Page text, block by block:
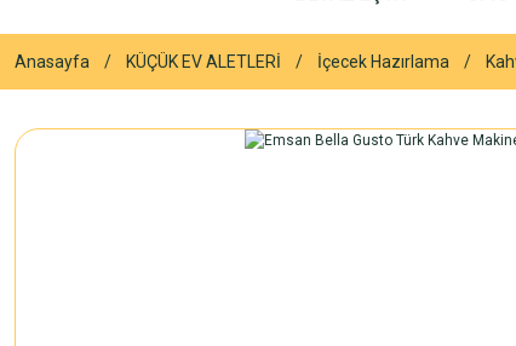
Anasayfa KÜÇÜK EV ALETLERİ İçecek Hazırlama